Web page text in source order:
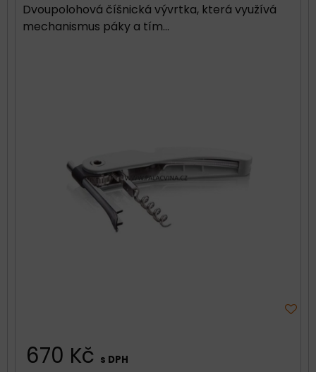
Dvoupolohová číšnická vývrtka, která využívá
mechanismus páky a tím...
670 Kč s DPH